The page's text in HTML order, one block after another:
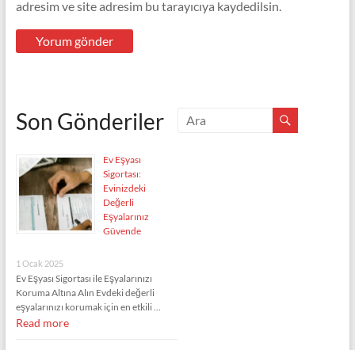
adresim ve site adresim bu tarayıcıya kaydedilsin.
Son Gönderiler
Ev Eşyası
Sigortası:
Evinizdeki
Değerli
Eşyalarınız
Güvende
1 Ocak 2025
Ev Eşyası Sigortası ile Eşyalarınızı
Koruma Altına Alın Evdeki değerli
eşyalarınızı korumak için en etkili …
Read more